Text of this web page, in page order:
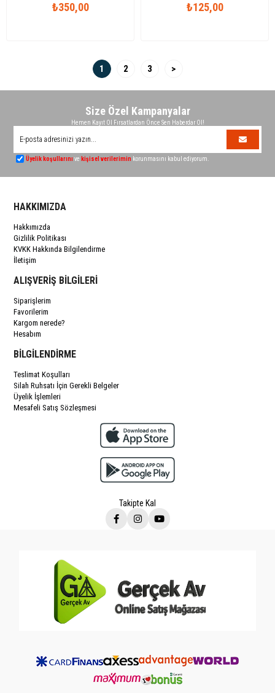
₺350,00 ₺125,00
1 2 3 >
Size Özel Kampanyalar
Hemen Kayıt Ol Fırsatlardan Önce Sen Haberdar Ol!
Üyelik koşullarını ve kişisel verilerimin korunmasını kabul ediyorum.
HAKKIMIZDA
Hakkımızda
Gizlilik Politikası
KVKK Hakkında Bilgilendirme
İletişim
ALIŞVERİŞ BİLGİLERİ
Siparişlerim
Favorilerim
Kargom nerede?
Hesabım
BİLGİLENDİRME
Teslimat Koşulları
Silah Ruhsatı İçin Gerekli Belgeler
Üyelik İşlemleri
Mesafeli Satış Sözleşmesi
Takipte Kal